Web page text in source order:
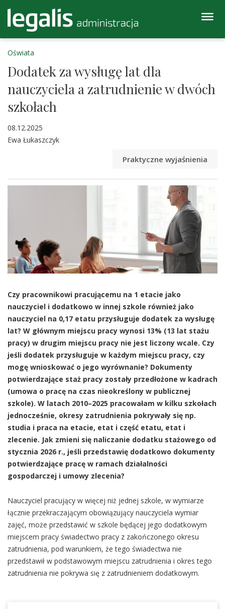
Oświata
Dodatek za wysługę lat dla
nauczyciela a zatrudnienie w dwóch
szkołach
08.12.2025
Ewa Łukaszczyk
Praktyczne wyjaśnienia
Czy pracownikowi pracującemu na 1 etacie jako
nauczyciel i dodatkowo w innej szkole również jako
nauczyciel na 0,17 etatu przysługuje dodatek za wysługę
lat? W głównym miejscu pracy wynosi 13% (13 lat stażu
pracy) w drugim miejscu pracy nie jest liczony wcale. Czy
jeśli dodatek przysługuje w każdym miejscu pracy, czy
mogę wnioskować o jego wyrównanie? Dokumenty
potwierdzające staż pracy zostały przedłożone w kadrach
(umowa o pracę na czas nieokreślony w publicznej
szkole). W latach 2010–2025 pracowałam w kilku szkołach
jednocześnie, okresy zatrudnienia pokrywały się np.
studia i praca na etacie, etat i część etatu, etat i
zlecenie. Jak zmieni się naliczanie dodatku stażowego od
stycznia 2026 r., jeśli przedstawię dodatkowo dokumenty
potwierdzające pracę w ramach działalności
gospodarczej i umowy zlecenia?
Nauczyciel pracujący w więcej niż jednej szkole, w wymiarze
łącznie przekraczającym obowiązujący nauczyciela wymiar
zajęć, może przedstawić w szkole będącej jego dodatkowym
miejscem pracy świadectwo pracy z zakończonego okresu
zatrudnienia, pod warunkiem, że tego świadectwa nie
przedstawił w podstawowym miejscu zatrudnienia i okres tego
zatrudnienia nie pokrywa się z zatrudnieniem dodatkowym.